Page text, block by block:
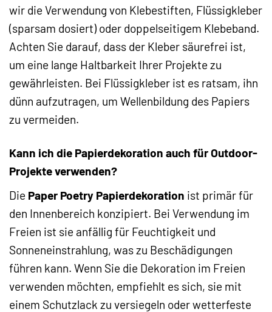
wir die Verwendung von Klebestiften, Flüssigkleber
(sparsam dosiert) oder doppelseitigem Klebeband.
Achten Sie darauf, dass der Kleber säurefrei ist,
um eine lange Haltbarkeit Ihrer Projekte zu
gewährleisten. Bei Flüssigkleber ist es ratsam, ihn
dünn aufzutragen, um Wellenbildung des Papiers
zu vermeiden.
Kann ich die Papierdekoration auch für Outdoor-
Projekte verwenden?
Die Paper Poetry Papierdekoration ist primär für
den Innenbereich konzipiert. Bei Verwendung im
Freien ist sie anfällig für Feuchtigkeit und
Sonneneinstrahlung, was zu Beschädigungen
führen kann. Wenn Sie die Dekoration im Freien
verwenden möchten, empfiehlt es sich, sie mit
einem Schutzlack zu versiegeln oder wetterfeste